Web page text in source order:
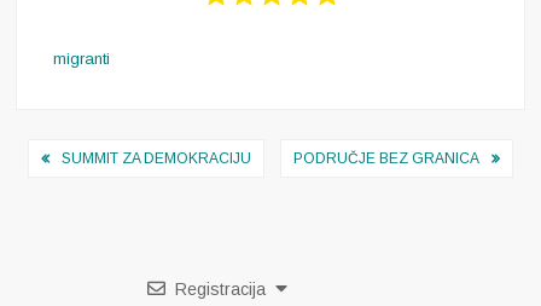
migranti
Navigacija
SUMMIT ZA DEMOKRACIJU PODRUČJE BEZ GRANICA
Registracija